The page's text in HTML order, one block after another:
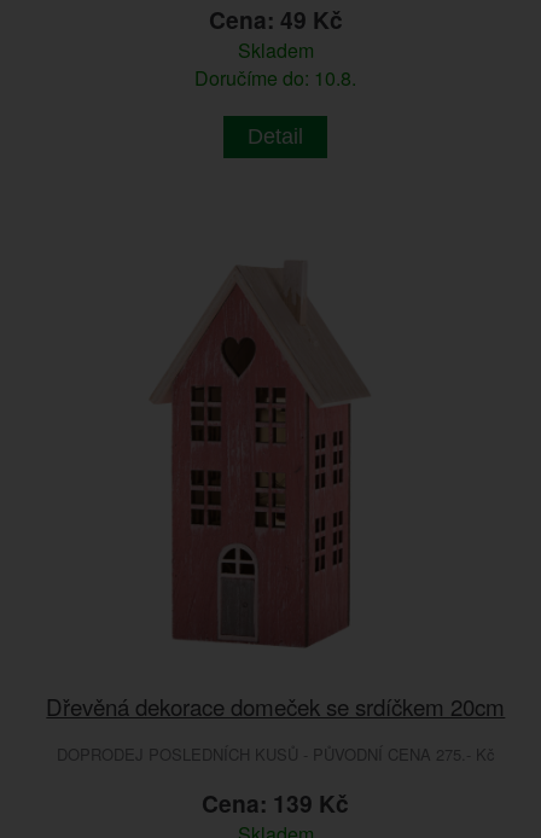
Cena: 49 Kč
Skladem
Doručíme do: 10.8.
Detail
Dřevěná dekorace domeček se srdíčkem 20cm
DOPRODEJ POSLEDNÍCH KUSŮ - PŮVODNÍ CENA 275.- Kč
Cena: 139 Kč